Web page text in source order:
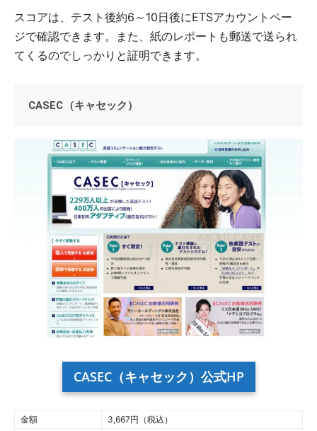
スコアは、テスト後約6～10日後にETSアカウントペー
ジで確認できます。また、紙のレポートも郵送で送られ
てくるのでしっかりと証明できます。
CASEC（キャセック）
CASEC（キャセック）公式HP
金額
3,667円（税込）